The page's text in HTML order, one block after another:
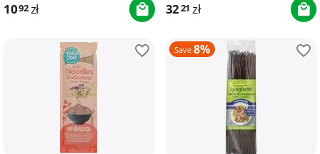
1092zł 3221 zł
Save 8%